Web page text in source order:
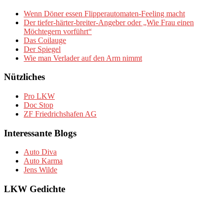
Wenn Döner essen Flipperautomaten-Feeling macht
Der tiefer-härter-breiter-Angeber oder „Wie Frau einen
Möchtegern vorführt“
Das Coilauge
Der Spiegel
Wie man Verlader auf den Arm nimmt
Nützliches
Pro LKW
Doc Stop
ZF Friedrichshafen AG
Interessante Blogs
Auto Diva
Auto Karma
Jens Wilde
LKW Gedichte